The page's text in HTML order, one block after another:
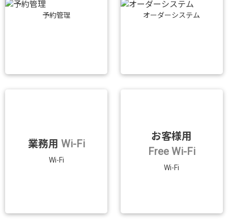
予約管理 オーダーシステム
業務用 Wi-Fi
Wi-Fi
お客様用
Free Wi-Fi
Wi-Fi